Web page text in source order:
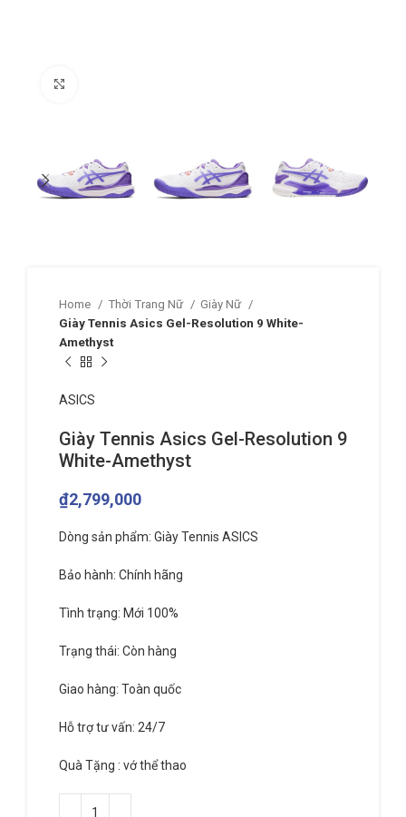
Home Thời Trang Nữ
Giày Nữ
Giày Tennis Asics Gel-Resolution 9 White-
Amethyst
ASICS
Giày Tennis Asics Gel-Resolution 9
White-Amethyst
₫2,799,000
Dòng sản phẩm: Giày Tennis ASICS
Bảo hành: Chính hãng
Tình trạng: Mới 100%
Trạng thái: Còn hàng
Giao hàng: Toàn quốc
Hỗ trợ tư vấn: 24/7
Quà Tặng : vớ thể thao